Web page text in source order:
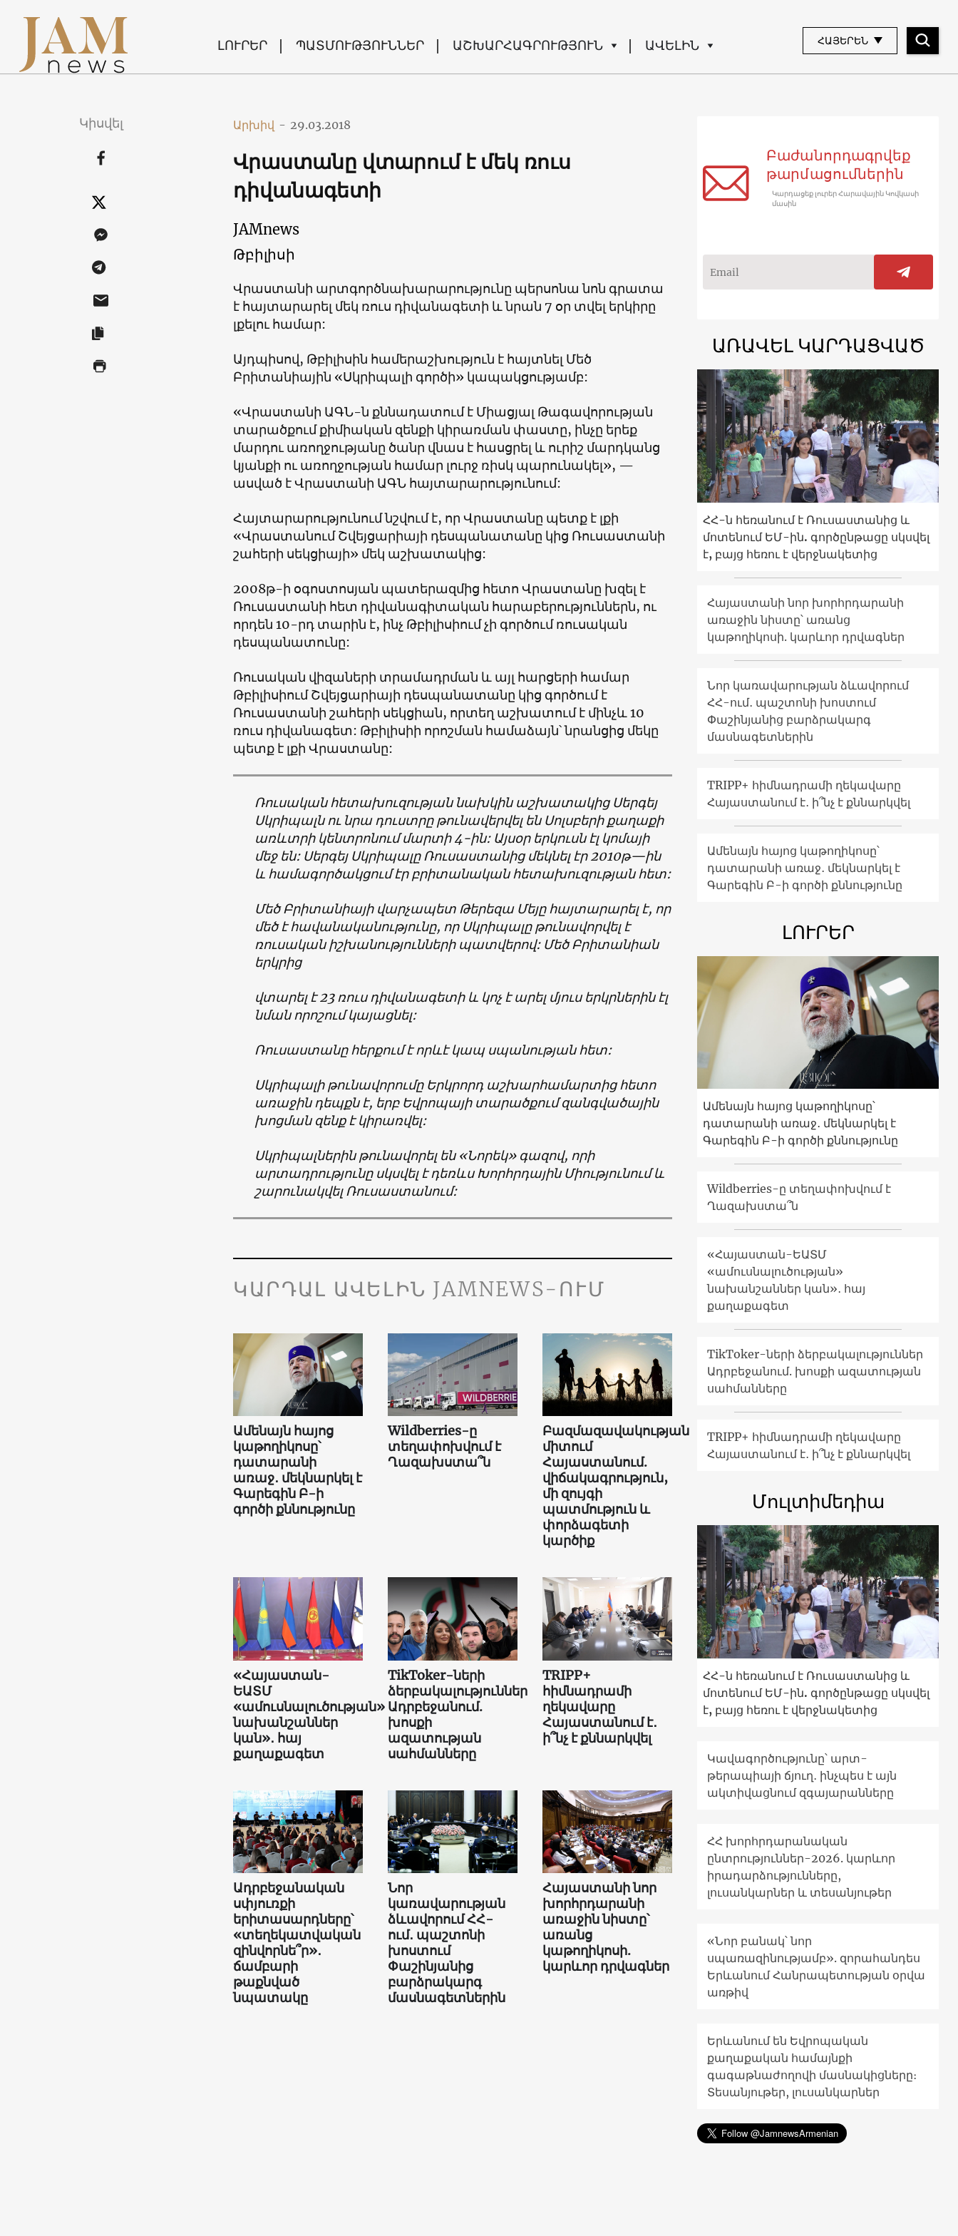
ԼՈՒՐԵՐ ՊԱՏՄՈՒԹՅՈՒՆՆԵՐ ԱՇԽԱՐՀԱԳՐՈՒԹՅՈՒՆ ԱՎԵԼԻՆ ՀԱՅԵՐԵՆ
Կիսվել Արխիվ - 29.03.2018
Վրաստանը վտարում է մեկ ռուս
դիվանագետի
JAMnews
Թբիլիսի
Վրաստանի արտգործնախարարությունը պերսոնա նոն գրատա
է հայտարարել մեկ ռուս դիվանագետի և նրան 7 օր տվել երկիրը
լքելու համար:
Այդպիսով, Թբիլիսին համերաշխություն է հայտնել Մեծ
Բրիտանիային «Սկրիպալի գործի» կապակցությամբ:
«Վրաստանի ԱԳՆ-ն քննադատում է Միացյալ Թագավորության
տարածքում քիմիական զենքի կիրառման փաստը, ինչը երեք
մարդու առողջությանը ծանր վնաս է հասցրել և ուրիշ մարդկանց
կյանքի ու առողջության համար լուրջ ռիսկ պարունակել», —
ասված է Վրաստանի ԱԳՆ հայտարարությունում:
Հայտարարությունում նշվում է, որ Վրաստանը պետք է լքի
«Վրաստանում Շվեյցարիայի դեսպանատանը կից Ռուսաստանի
շահերի սեկցիայի» մեկ աշխատակից:
2008թ-ի օգոստոսյան պատերազմից հետո Վրաստանը խզել է
Ռուսաստանի հետ դիվանագիտական հարաբերություններն, ու
որդեն 10-րդ տարին է, ինչ Թբիլիսիում չի գործում ռուսական
դեսպանատունը:
Ռուսական վիզաների տրամադրման և այլ հարցերի համար
Թբիլիսիում Շվեյցարիայի դեսպանատանը կից գործում է
Ռուսաստանի շահերի սեկցիան, որտեղ աշխատում է մինչև 10
ռուս դիվանագետ: Թբիլիսիի որոշման համաձայն՝ նրանցից մեկը
պետք է լքի Վրաստանը:
Ռուսական հետախուզության նախկին աշխատակից Սերգեյ
Սկրիպալն ու նրա դուստրը թունավերվել են Սոլսբերի քաղաքի
առևտրի կենտրոնումմարտի4-ին: Այսօր երկուսն էլ կոմայի
մեջ են: Սերգեյ Սկրիպալը Ռուսաստանից մեկնել էր2010թ—ին
և համագործակցումէր բրիտանական հետախուզության հետ:
Մեծ Բրիտանիայի վարչապետ Թերեզա Մեյը հայտարարել է, որ
մեծ է հավանականությունը, որ Սկրիպալը թունավորվել է
ռուսական իշխանությունների պատվերով: Մեծ Բրիտանիան
երկրից
վտարել է23ռուս դիվանագետի և կոչ է արել մյուս երկրներին էլ
նման որոշումկայացնել:
Ռուսաստանը հերքումէ որևէ կապ սպանության հետ:
Սկրիպալի թունավորումը Երկրորդ աշխարհամարտից հետո
առաջին դեպքն է, երբ Եվրոպայի տարածքում զանգվածային
խոցման զենք է կիրառվել:
Սկրիպալներին թունավորել են «Նորեկ» գազով, որի
արտադրությունը սկսվել է դեռևս Խորհրդային Միությունում և
շարունակվել Ռուսաստանում:
ԿԱՐԴԱԼ ԱՎԵԼԻՆ JAMNEWS-ՈՒՄ
Ամենայն հայոց
կաթողիկոսը՝
դատարանի
առաջ․ մեկնարկել է
Գարեգին Բ-ի
գործի քննությունը
Wildberries-ը
տեղափոխվում է
Ղազախստա՞ն
Բազմազավակության
միտում
Հայաստանում.
վիճակագրություն,
մի զույգի
պատմություն և
փորձագետի
կարծիք
«Հայաստան-
ԵԱՏՄ
«ամուսնալուծության»
նախանշաններ
կան»․ հայ
քաղաքագետ
TikToker-ների
ձերբակալություններ
Ադրբեջանում.
խոսքի
ազատության
սահմանները
TRIPP+
հիմնադրամի
ղեկավարը
Հայաստանում է․
ի՞նչ է քննարկվել
Ադրբեջանական
սփյուռքի
երիտասարդները՝
«տեղեկատվական
զինվորնե՞ր»․
ճամբարի
թաքնված
նպատակը
Նոր
կառավարության
ձևավորում ՀՀ-
ում․ պաշտոնի
խոստում
Փաշինյանից
բարձրակարգ
մասնագետներին
Հայաստանի նոր
խորհրդարանի
առաջին նիստը՝
առանց
կաթողիկոսի.
կարևոր դրվագներ
Բաժանորդագրվեք
թարմացումներին
Կարդացեք լուրեր Հարավային Կովկասի
մասին
ԱՌԱՎԵԼ ԿԱՐԴԱՑՎԱԾ
ՀՀ-ն հեռանում է Ռուսաստանից և
մոտենում ԵՄ-ին. գործընթացը սկսվել
է, բայց հեռու է վերջնակետից
Հայաստանի նոր խորհրդարանի
առաջին նիստը՝ առանց
կաթողիկոսի. կարևոր դրվագներ
Նոր կառավարության ձևավորում
ՀՀ-ում․ պաշտոնի խոստում
Փաշինյանից բարձրակարգ
մասնագետներին
TRIPP+ հիմնադրամի ղեկավարը
Հայաստանում է․ ի՞նչ է քննարկվել
Ամենայն հայոց կաթողիկոսը՝
դատարանի առաջ․ մեկնարկել է
Գարեգին Բ-ի գործի քննությունը
ԼՈՒՐԵՐ
Ամենայն հայոց կաթողիկոսը՝
դատարանի առաջ․ մեկնարկել է
Գարեգին Բ-ի գործի քննությունը
Wildberries-ը տեղափոխվում է
Ղազախստա՞ն
«Հայաստան-ԵԱՏՄ
«ամուսնալուծության»
նախանշաններ կան»․ հայ
քաղաքագետ
TikToker-ների ձերբակալություններ
Ադրբեջանում. խոսքի ազատության
սահմանները
TRIPP+ հիմնադրամի ղեկավարը
Հայաստանում է․ ի՞նչ է քննարկվել
Մուլտիմեդիա
ՀՀ-ն հեռանում է Ռուսաստանից և
մոտենում ԵՄ-ին. գործընթացը սկսվել
է, բայց հեռու է վերջնակետից
Կավագործությունը՝ արտ-
թերապիայի ճյուղ․ ինչպես է այն
ակտիվացնում զգայարանները
ՀՀ խորհրդարանական
ընտրություններ-2026. կարևոր
իրադարձությունները,
լուսանկարներ և տեսանյութեր
«Նոր բանակ՝ նոր
սպառազինությամբ». զորահանդես
Երևանում Հանրապետության օրվա
առթիվ
Երևանում են Եվրոպական
քաղաքական համայնքի
գագաթնաժողովի մասնակիցները։
Տեսանյութեր, լուսանկարներ